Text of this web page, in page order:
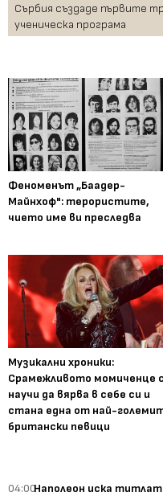
Сърбия създаде първите
ученическа програма
Феноменът „Баадер-
Майнхоф": терористите,
чието име ви преследва
Музикални хроники:
Срамежливото момиченце
научи да вярва в себе си и
стана една от най-
британски певици
04:00Наполеон иска